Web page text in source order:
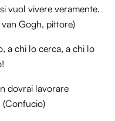
vuol vivere veramente.
Gogh, pittore)
a chi lo cerca, a chi lo
dovrai lavorare
(Confucio)